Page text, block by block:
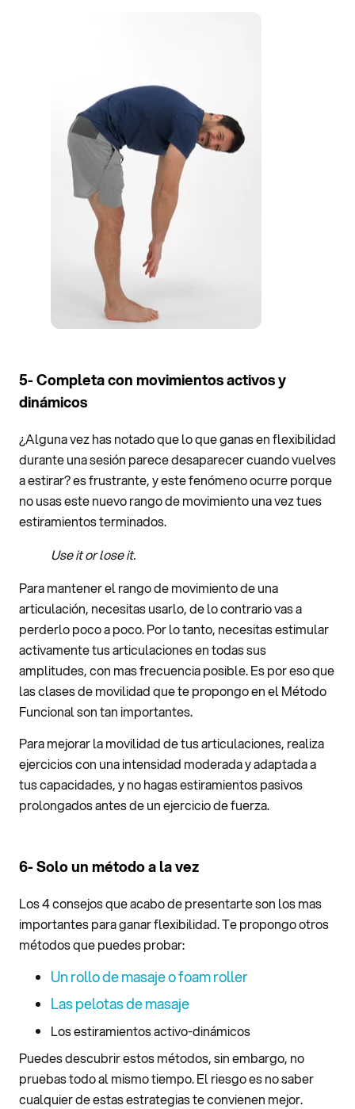
5- Completa con movimientos activos y
dinámicos
¿Alguna vez has notado que lo que ganas en flexibilidad
durante una sesión parece desaparecer cuando vuelves
a estirar? es frustrante, y este fenómeno ocurre porque
no usas este nuevo rango de movimiento una vez tues
estiramientos terminados.
Use it or lose it.
Para mantener el rango de movimiento de una
articulación, necesitas usarlo, de lo contrario vas a
perderlo poco a poco. Por lo tanto, necesitas estimular
activamente tus articulaciones en todas sus
amplitudes, con mas frecuencia posible. Es por eso que
las clases de movilidad que te propongo en el Método
Funcional son tan importantes.
Para mejorar la movilidad de tus articulaciones, realiza
ejercicios con una intensidad moderada y adaptada a
tus capacidades, y no hagas estiramientos pasivos
prolongados antes de un ejercicio de fuerza.
6- Solo un método a la vez
Los 4 consejos que acabo de presentarte son los mas
importantes para ganar flexibilidad. Te propongo otros
métodos que puedes probar:
Un rollo de masaje o foam roller
Las pelotas de masaje
Los estiramientos activo-dinámicos
Puedes descubrir estos métodos, sin embargo, no
pruebas todo al mismo tiempo. El riesgo es no saber
cualquier de estas estrategias te convienen mejor.